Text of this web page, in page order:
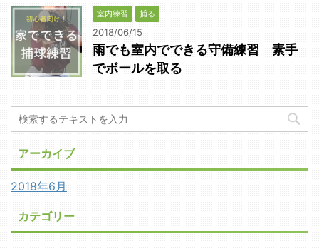
室内練習 捕る
2018/06/15
雨でも室内でできる守備練習 素手
でボールを取る
アーカイブ
2018年6月
カテゴリー